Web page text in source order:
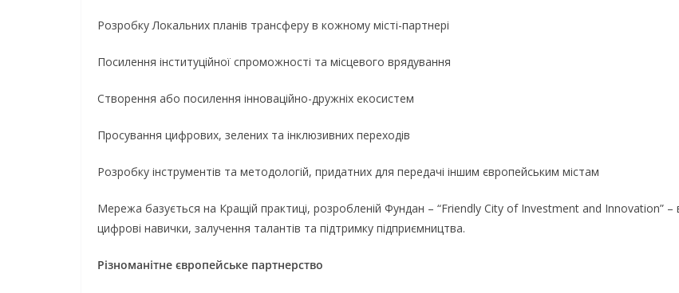
Розробку Локальних планів трансферу в кожному місті-партнері
Посилення інституційної спроможності та місцевого врядування
Створення або посилення інноваційно-дружніх екосистем
Просування цифрових, зелених та інклюзивних переходів
Розробку інструментів та методологій, придатних для передачі іншим європейським містам
Мережа базується на Кращій практиці, розробленій Фундан – “Friendly City of Investment and Innovation” –
цифрові навички, залучення талантів та підтримку підприємництва.
Різноманітне європейське партнерство